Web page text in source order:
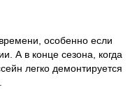
особенно если
А в конце сезона, когда
легко демонтируется